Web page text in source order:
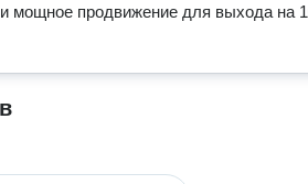
мощное продвижение для выхода на